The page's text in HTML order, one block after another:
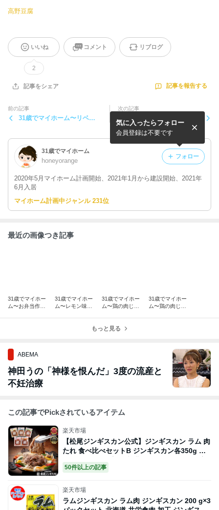
高野豆腐
いいね
2
コメント リブログ
記事をシェア 記事を報告する
前の記事
31歳でマイホーム〜リベン
次の記事
31歳でマイホーム〜ソフト
クリーム〜
31歳でマイホーム
honeyorange
2020年5月マイホーム計画開始、2021年1月から建設開始、2021年
6月入居
気に入ったらフォロー
会員登録は不要です
フォロー
マイホーム計画中ジャンル 231位
最近の画像つき記事
31歳でマイホー
ム〜お弁当作
31歳でマイホー
ム〜レモン味の
31歳でマイホー
ム〜鶏の肉じゃ
31歳でマイホー
ム〜鶏の肉じゃ
もっと見る
ABEMA
神田うの「神様を恨んだ」3度の流産と
不妊治療
この記事でPickされているアイテム
楽天市場
【松尾ジンギスカン公式】ジンギスカン ラム 肉
たれ 食べ比べセットB ジンギスカン各350g 味
せ グルメ おいしい 人気 冷凍 焼肉 BBQ おすす
50件以上の記事
楽天市場
ラムジンギスカン ラム肉 ジンギスカン 200 g×3